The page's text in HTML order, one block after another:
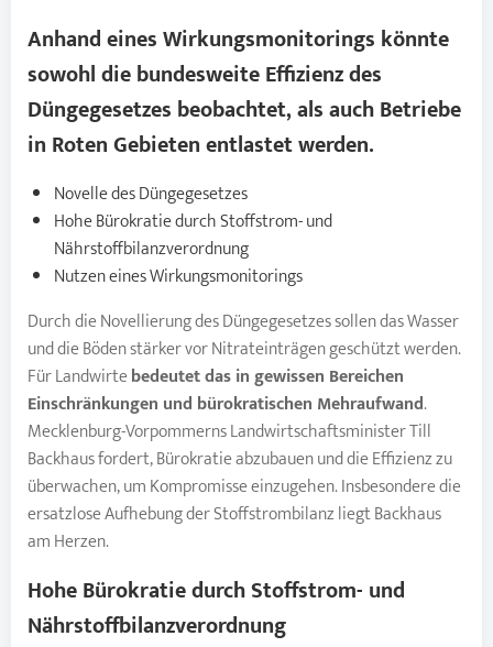
Anhand eines Wirkungsmonitorings könnte
sowohl die bundesweite Effizienz des
Düngegesetzes beobachtet, als auch Betriebe
in Roten Gebieten entlastet werden.
Novelle des Düngegesetzes
Hohe Bürokratie durch Stoffstrom- und
Nährstoffbilanzverordnung
Nutzen eines Wirkungsmonitorings
Durch die Novellierung des Düngegesetzes sollen das Wasser
und die Böden stärker vor Nitrateinträgen geschützt werden.
Für Landwirtebedeutet das in gewissen Bereichen
Einschränkungen und bürokratischen Mehraufwand.
Mecklenburg-Vorpommerns Landwirtschaftsminister Till
Backhaus fordert, Bürokratie abzubauen und die Effizienz zu
überwachen, um Kompromisse einzugehen. Insbesondere die
ersatzlose Aufhebung der Stoffstrombilanz liegt Backhaus
am Herzen.
Hohe Bürokratie durch Stoffstrom- und
Nährstoffbilanzverordnung